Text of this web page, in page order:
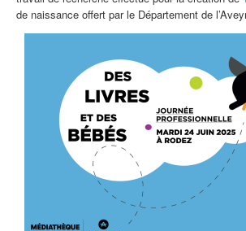
de naissance offert par le Département de